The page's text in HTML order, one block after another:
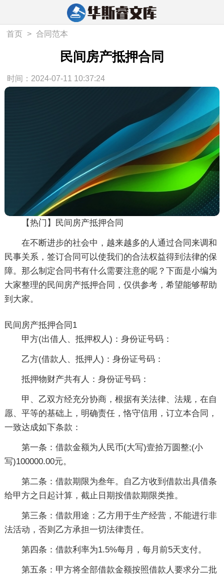
首页 > 合同范本
民间房产抵押合同
时间：2024-07-11 10:37:24
【热门】民间房产抵押合同
在不断进步的社会中，越来越多的人通过合同来调和
民事关系，签订合同可以使我们的合法权益得到法律的保
障。那么制定合同书有什么需要注意的呢？下面是小编为
大家整理的民间房产抵押合同，仅供参考，希望能够帮助
到大家。
民间房产抵押合同1
甲方(出借人、抵押权人)：身份证号码：
乙方(借款人、抵押人)：身份证号码：
抵押物财产共有人：身份证号码：
甲、乙双方经充分协商，根据有关法律、法规，在自
愿、平等的基础上，明确责任，恪守信用，订立本合同，
一致达成如下条款：
第一条：借款金额为人民币(大写)壹拾万圆整;(小
写)100000.00元。
第二条：借款期限为叁年。自乙方收到借款出具借条
给甲方之日起计算，截止日期按借款期限类推。
第三条：借款用途：乙方用于生产经营，不能进行非
法活动，否则乙方承担一切法律责任。
第四条：借款利率为1.5%每月，每月前5天支付。
第五条：甲方将全部借款金额按照借款人要求分二批